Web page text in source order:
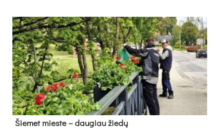
Šie­met mies­te – dau­giau žie­dų